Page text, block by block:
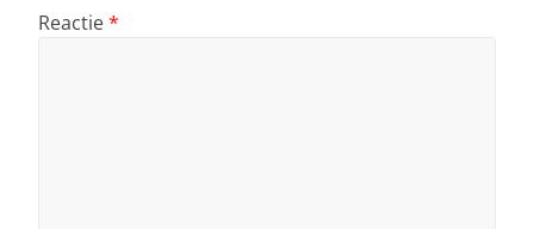
Reactie*